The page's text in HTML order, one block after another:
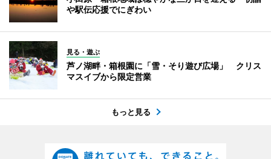
や駅伝応援でにぎわい
見る・遊ぶ
芦ノ湖畔・箱根園に「雪・そり遊び広場」 クリス
マスイブから限定営業
もっと見る